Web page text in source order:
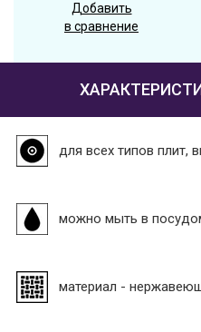
Добавить
в сравнение
для всех типов плит,
можно мыть в
материал -